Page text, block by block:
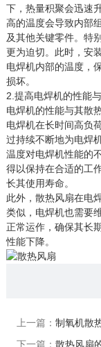
下，热量积聚会迅速
高的温度会导致内部
及其他关键零件。特
更为迫切。此时，安
电焊机内部的温度，
损坏。
2.提高电焊机的性能
电焊机的性能与其散
电焊机在长时间高负
过持续不断地为电焊
温度对电焊机性能的
得以保持在合适的工
长其使用寿命。
此外，散热风扇在电
类似，电焊机也需要
正常运作，确保其长
性能下降。
上一篇： 制氧机散
下一篇： 散热风扇